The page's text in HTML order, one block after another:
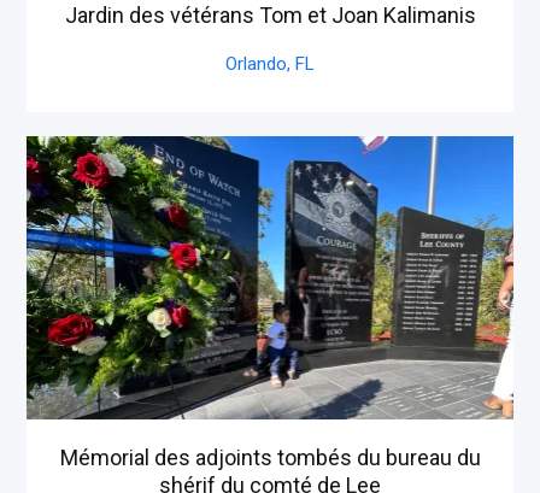
Jardin des vétérans Tom et Joan Kalimanis
Orlando, FL
Mémorial des adjoints tombés du bureau du
shérif du comté de Lee